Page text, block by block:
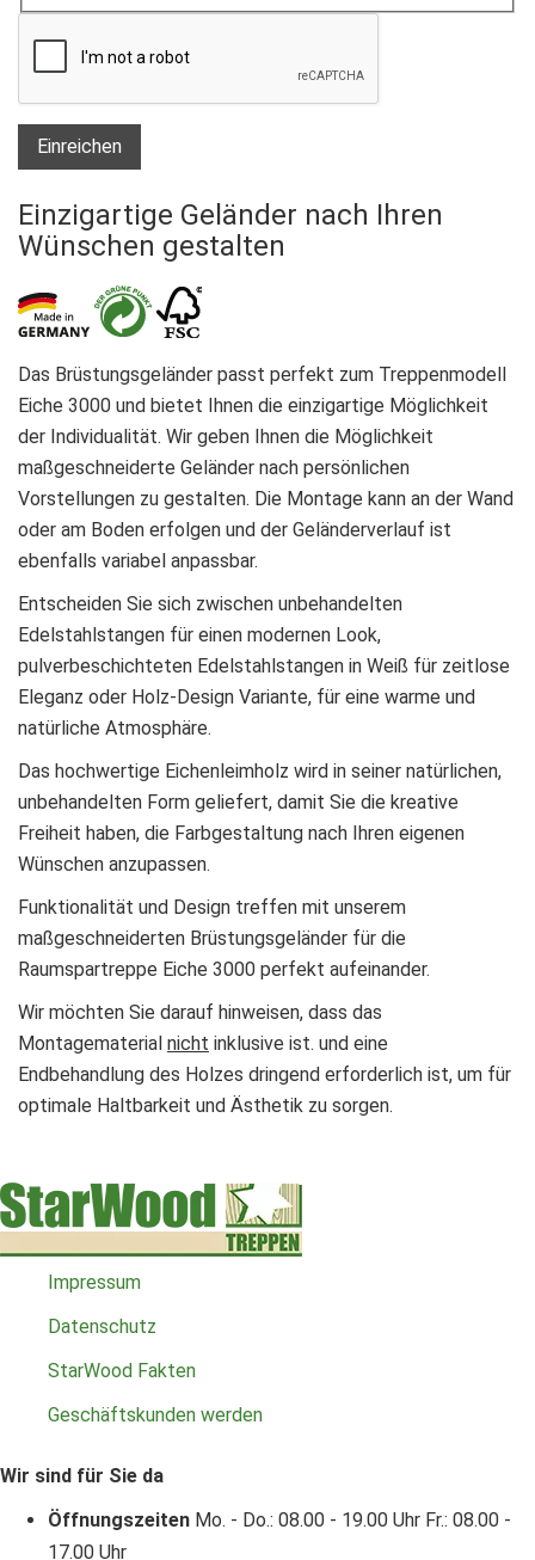
Einreichen
Einzigartige Geländer nach Ihren
Wünschen gestalten
Das Brüstungsgeländer passt perfekt zum Treppenmodell
Eiche 3000 und bietet Ihnen die einzigartige Möglichkeit
der Individualität. Wir geben Ihnen die Möglichkeit
maßgeschneiderte Geländer nach persönlichen
Vorstellungen zu gestalten. Die Montage kann an der Wand
oder am Boden erfolgen und der Geländerverlauf ist
ebenfalls variabel anpassbar.
Entscheiden Sie sich zwischen unbehandelten
Edelstahlstangen für einen modernen Look,
pulverbeschichteten Edelstahlstangen in Weiß für zeitlose
Eleganz oder Holz-Design Variante, für eine warme und
natürliche Atmosphäre.
Das hochwertige Eichenleimholz wird in seiner natürlichen,
unbehandelten Form geliefert, damit Sie die kreative
Freiheit haben, die Farbgestaltung nach Ihren eigenen
Wünschen anzupassen.
Funktionalität und Design treffen mit unserem
maßgeschneiderten Brüstungsgeländer für die
Raumspartreppe Eiche 3000 perfekt aufeinander.
Wir möchten Sie darauf hinweisen, dass das
Montagematerial nicht inklusive ist. und eine
Endbehandlung des Holzes dringend erforderlich ist, um für
optimale Haltbarkeit und Ästhetik zu sorgen.
Impressum
Datenschutz
StarWood Fakten
Geschäftskunden werden
Wir sind für Sie da
Öffnungszeiten Mo. - Do.: 08.00 - 19.00 Uhr Fr.: 08.00 -
17.00 Uhr